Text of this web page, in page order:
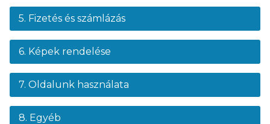
5. Fizetés és számlázás
6. Képek rendelése
7. Oldalunk használata
8. Egyéb